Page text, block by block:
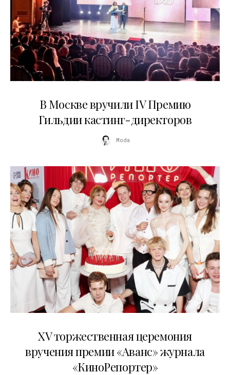
В Москве вручили IV Премию
Гильдии кастинг-директоров
Moda
XV торжественная церемония
вручения премии «Аванс» журнала
«КиноРепортер»